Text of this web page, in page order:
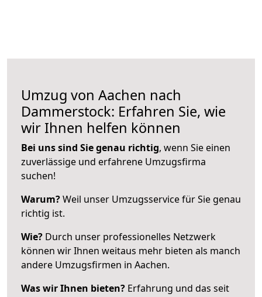
Umzug von Aachen nach
Dammerstock: Erfahren Sie, wie
wir Ihnen helfen können
Bei uns sind Sie genau richtig, wenn Sie einen
zuverlässige und erfahrene Umzugsfirma
suchen!
Warum?Weil unser Umzugsservice für Sie genau
richtig ist.
Wie? Durch unser professionelles Netzwerk
können wir Ihnen weitaus mehr bieten als manch
andere Umzugsfirmen in Aachen.
Was wir Ihnen bieten? Erfahrung und das seit